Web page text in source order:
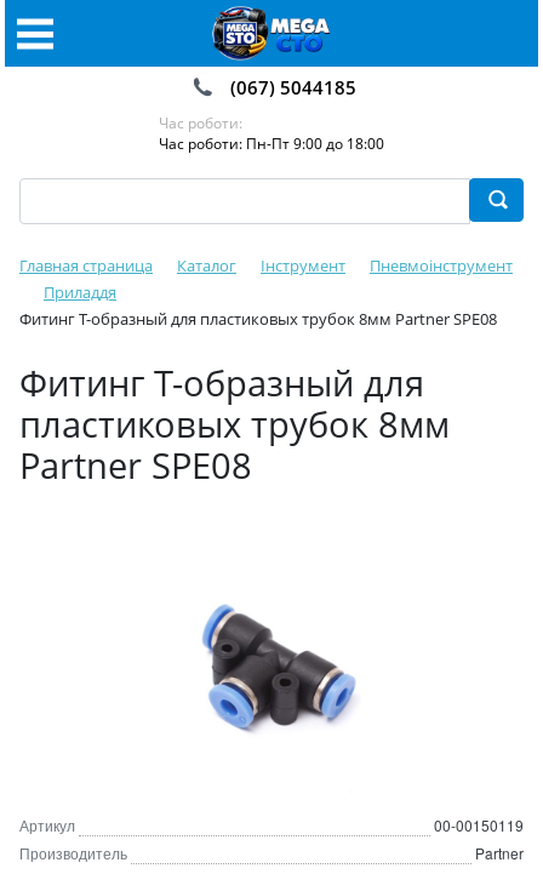
(067) 5044185
Час роботи:
Час роботи: Пн-Пт 9:00 до 18:00
Главная страница Каталог Інструмент
Пневмоінструмент
Приладдя
Фитинг T-образный для пластиковых трубок 8мм Partner SPE08
Фитинг T-образный для
пластиковых трубок 8мм
Partner SPE08
Артикул
00-00150119
Производитель
Partner